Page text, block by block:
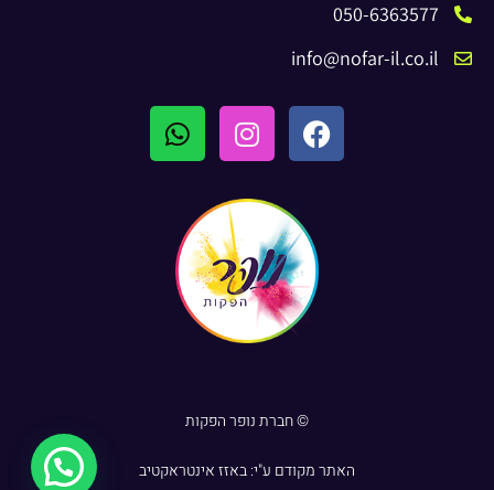
050-6363577
info@nofar-il.co.il
© חברת נופר הפקות
האתר מקודם ע"י:באזז אינטראקטיב